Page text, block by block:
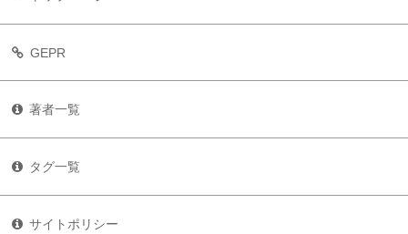
GEPR
著者一覧
タグ一覧
サイトポリシー